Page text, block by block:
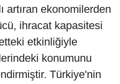
artıran ekonomilerden
ihracat kapasitesi
etkinliğiyle
konumunu
Türkiye'nin